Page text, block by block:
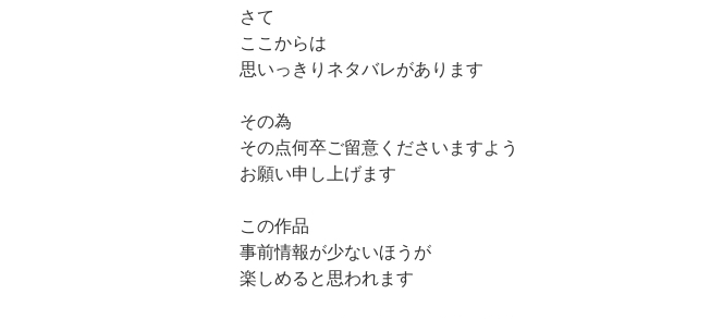
さて
ここからは
思いっきりネタバレがあります
その為
その点何卒ご留意くださいますよう
お願い申し上げます
この作品
事前情報が少ないほうが
楽しめると思われます